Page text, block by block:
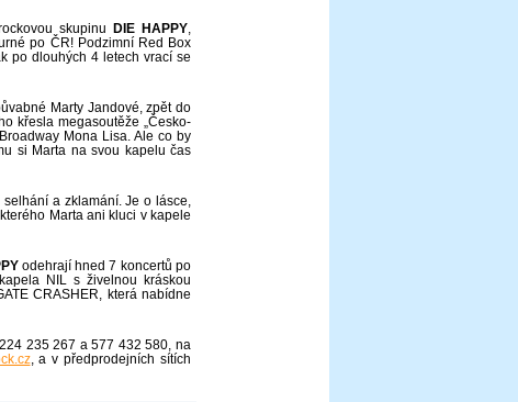
skupinu DIE HAPPY
po ČR! Podzimní Red Box
po dlouhých 4 letech vrací se
Marty Jandové, zpět do
křesla megasoutěže „Česko-
Mona Lisa. Ale co by
si Marta na svou kapelu čas
a zklamání. Je o lásce,
Marta ani kluci v kapele
odehrají hned 7 koncertů po
NIL s živelnou kráskou
CRASHER, která nabídne
235 267 a 577 432 580, na
, a v předprodejních sítích